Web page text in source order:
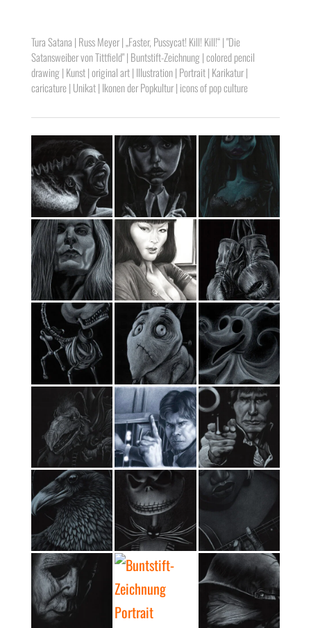
Tura Satana | Russ Meyer | „Faster, Pussycat! Kill! Kill!“ | "Die
Satansweiber von Tittfield" | Buntstift-Zeichnung | colored pencil
drawing | Kunst | original art | Illustration | Portrait | Karikatur |
caricature | Unikat | Ikonen der Popkultur | icons of pop culture